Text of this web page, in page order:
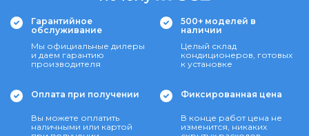
Гарантийное
обслуживание
Мы официальные дилеры
и даем гарантию
производителя
500+ моделей в
наличии
Целый склад
кондиционеров, готовых
к установке
Оплата при получении
Вы можете оплатить
наличными или картой
Фиксированная цена
В конце работ цена не
изменится, никаких